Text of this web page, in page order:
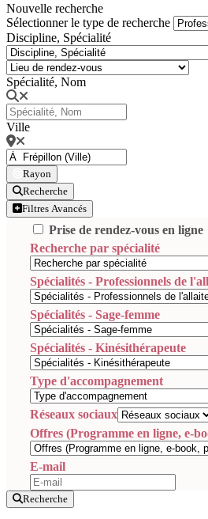
Nouvelle recherche
Sélectionner le type de recherche
Discipline, Spécialité
Spécialité, Nom
Ville
Rayon
Recherche
Filtres Avancés
Prise de rendez-vous en ligne
Recherche par spécialité
Spécialités - Professionnels de
Spécialités - Sage-femme
Spécialités - Kinésithérapeute
Type d'accompagnement
Réseaux sociaux
Offres (Programme en ligne, e-
E-mail
Recherche